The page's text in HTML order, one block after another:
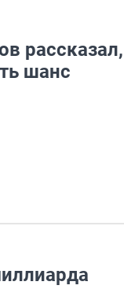
рассказал,
шанс